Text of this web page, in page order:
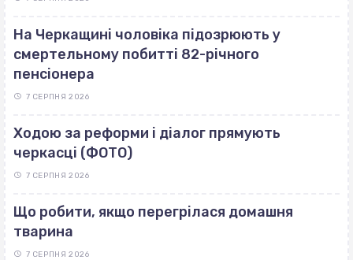
На Черкащині чоловіка підозрюють у
смертельному побитті 82-річного
пенсіонера
7 СЕРПНЯ 2026
Ходою за реформи і діалог прямують
черкасці (ФОТО)
7 СЕРПНЯ 2026
Що робити, якщо перегрілася домашня
тварина
7 СЕРПНЯ 2026